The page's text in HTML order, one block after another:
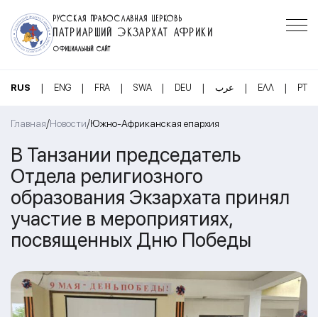
РУССКАЯ ПРАВОСЛАВНАЯ ЦЕРКОВЬ
ПАТРИАРШИЙ ЭКЗАРХАТ АФРИКИ
ОФИЦИАЛЬНЫЙ САЙТ
RUS | ENG | FRA | SWA | DEU | عرب | ΕΛΛ | PT
Главная/Новости/Южно-Африканская епархия
В Танзании председатель
Отдела религиозного
образования Экзархата принял
участие в мероприятиях,
посвященных Дню Победы